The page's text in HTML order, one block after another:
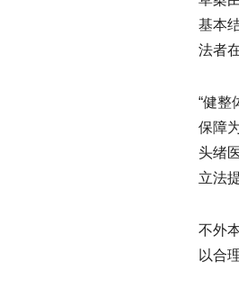
基本
法者
“健整
保障
头绪
立法
不外
以合